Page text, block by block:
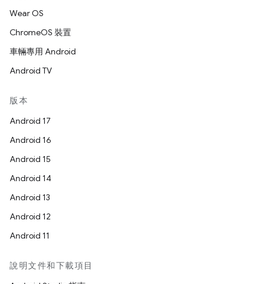
Wear OS
ChromeOS 裝置
車輛專用 Android
Android TV
版本
Android 17
Android 16
Android 15
Android 14
Android 13
Android 12
Android 11
說明文件和下載項目